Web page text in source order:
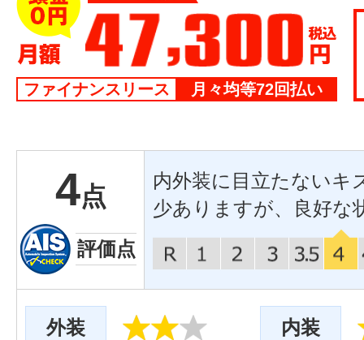
ファイナンスリース 月々均等72回払い
4点
評価点
内外装に目立たないキ
少ありますが、良好な
外装 内装